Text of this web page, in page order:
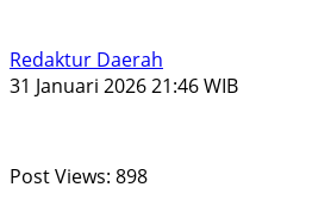
Redaktur Daerah
31 Januari 2026 21:46 WIB
Post Views: 898